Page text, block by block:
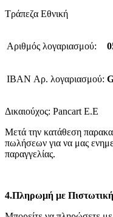
Τράπεζα Εθνική
Αριθμός λογαριασμού:
IBAN Αρ. λογαριασμού:
Δικαιούχος: Pancart E.E
Μετά την κατάθεση
πωλήσεων για να μας
παραγγελίας.
4.Πληρωμή με